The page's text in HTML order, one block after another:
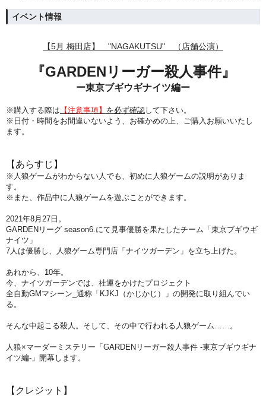
イベント情報
【5月 梅田店】 "NAGAKUTSU" （店舗公演）
『GARDENリーガー殺人事件』
ー東京ブギウギナイツ編ー
※購入する際は 【注意事項】 を必ず確認して下さい。
※日付・時間をお間違いないよう、 お確かめの上、ご購入お願いいたし
ます。
【あらすじ】
※人狼ゲームがわからない人でも、初めに人狼ゲームの説明がありま
す。
※また、作品中に人狼ゲームを遊ぶことができます。
2021年8月27日。
GARDENリーグ season6.にて見事優勝を果たしたチーム「東京ブギウギ
ナイツ」
7人は優勝し、人狼ゲーム専門店「ナイツガーデン」を立ち上げた。
あれから、10年。
今、ナイツガーデンでは、社運をかけたプロジェクト
全自動GMマシーン_通称「KJKJ（かじかじ）」の開発に取り組んでい
る。
そんな中起こる殺人。そして、その中で行われる人狼ゲーム……。
人狼×マーダーミステリー「GARDENリーガー殺人事件 -東京ブギウギナ
イツ編-」開幕します。
【クレジット】